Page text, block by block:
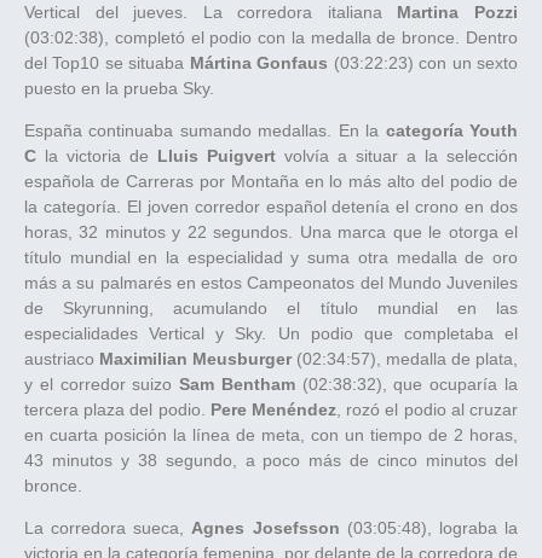
Vertical del jueves. La corredora italiana Martina Pozzi
(03:02:38), completó el podio con la medalla de bronce. Dentro
del Top10 se situaba Mártina Gonfaus (03:22:23) con un sexto
puesto en la prueba Sky.
España continuaba sumando medallas. En la categoría Youth
C la victoria de Lluis Puigvert volvía a situar a la selección
española de Carreras por Montaña en lo más alto del podio de
la categoría. El joven corredor español detenía el crono en dos
horas, 32 minutos y 22 segundos. Una marca que le otorga el
título mundial en la especialidad y suma otra medalla de oro
más a su palmarés en estos Campeonatos del Mundo Juveniles
de Skyrunning, acumulando el título mundial en las
especialidades Vertical y Sky. Un podio que completaba el
austriaco Maximilian Meusburger(02:34:57), medalla de plata,
y el corredor suizoSam Bentham(02:38:32), que ocuparía la
tercera plaza del podio. Pere Menéndez , rozó el podio al cruzar
en cuarta posición la línea de meta, con un tiempo de 2 horas,
43 minutos y 38 segundo, a poco más de cinco minutos del
bronce.
La corredora sueca,Agnes Josefsson (03:05:48), lograba la
victoria en la categoría femenina, por delante de la corredora de